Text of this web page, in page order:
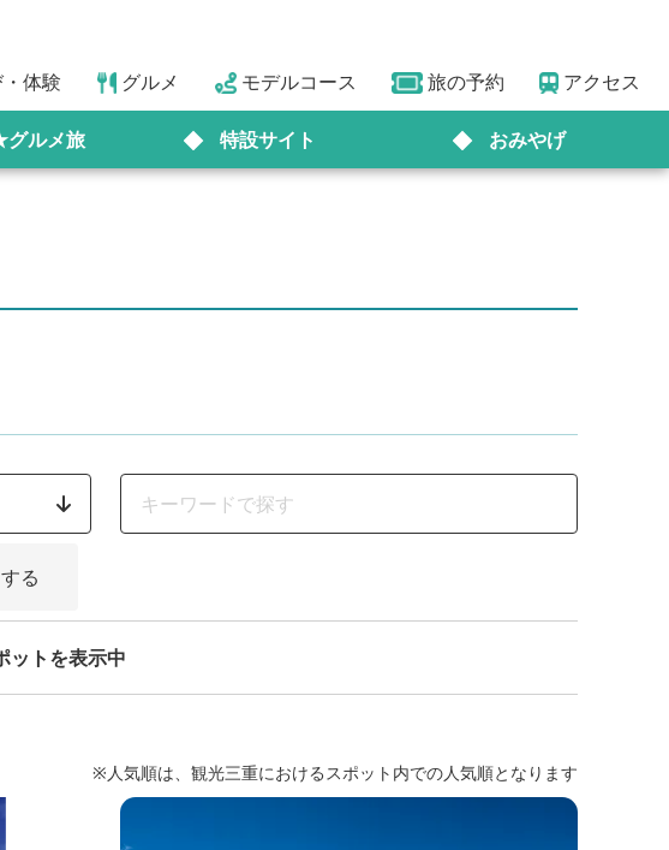
体験 グルメ モデルコース 旅の予約 アクセス
ルメ旅 特設サイト おみやげ
る
ットを表示中
※人気順は、観光三重におけるスポット内での人気順となります